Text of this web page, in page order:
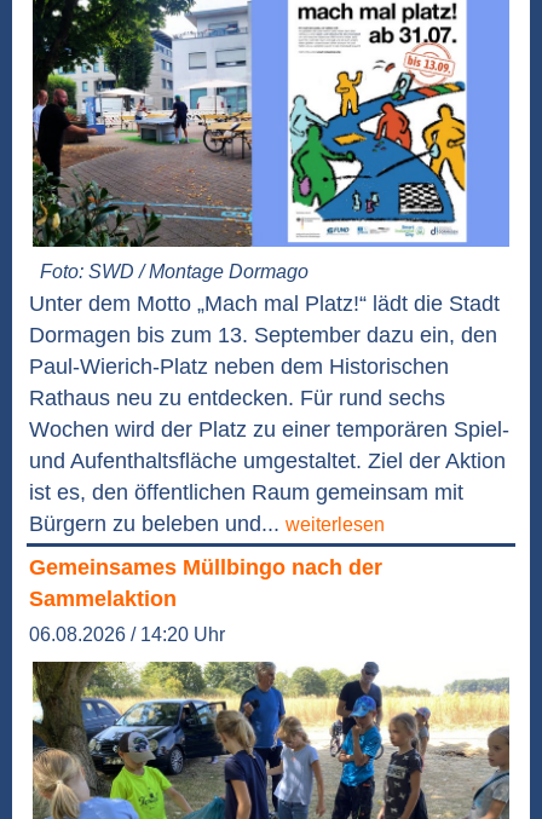
Foto: SWD / Montage Dormago
Unter dem Motto „Mach mal Platz!“ lädt die Stadt
Dormagen bis zum 13. September dazu ein, den
Paul-Wierich-Platz neben dem Historischen
Rathaus neu zu entdecken. Für rund sechs
Wochen wird der Platz zu einer temporären Spiel-
und Aufenthaltsfläche umgestaltet. Ziel der Aktion
ist es, den öffentlichen Raum gemeinsam mit
Bürgern zu beleben und... weiterlesen
Gemeinsames Müllbingo nach der
Sammelaktion
06.08.2026 / 14:20 Uhr